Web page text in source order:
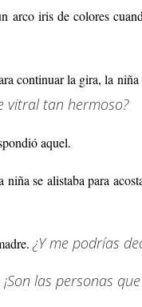
arco iris de colores
continuar la gira, la
vitral tan hermoso?
aquel.
niña se alistaba para
¿Y me podrías
¡Son las personas